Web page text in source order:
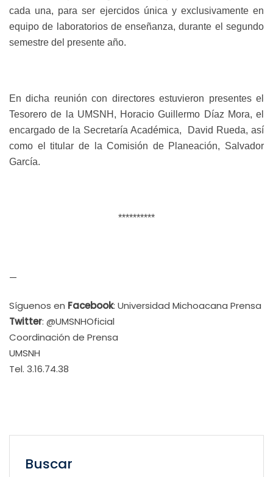
cada una, para ser ejercidos única y exclusivamente en
equipo de laboratorios de enseñanza, durante el segundo
semestre del presente año.
En dicha reunión con directores estuvieron presentes el
Tesorero de la UMSNH, Horacio Guillermo Díaz Mora, el
encargado de la Secretaría Académica, David Rueda, así
como el titular de la Comisión de Planeación, Salvador
García.
**********
—
Síguenos en Facebook: Universidad Michoacana Prensa
Twitter: @UMSNHOficial
Coordinación de Prensa
UMSNH
Tel. 3.16.74.38
Buscar